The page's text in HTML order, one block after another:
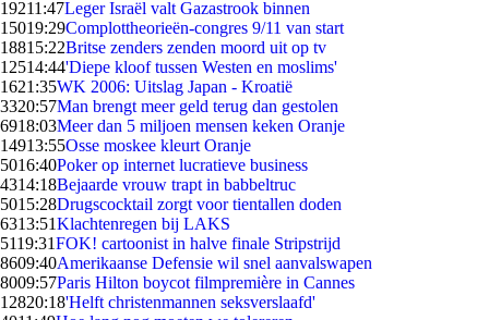
19211:47Leger Israël valt Gazastrook binnen
15019:29Complottheorieën-congres 9/11 van start
18815:22Britse zenders zenden moord uit op tv
12514:44'Diepe kloof tussen Westen en moslims'
1621:35WK 2006: Uitslag Japan - Kroatië
3320:57Man brengt meer geld terug dan gestolen
6918:03Meer dan 5 miljoen mensen keken Oranje
14913:55Osse moskee kleurt Oranje
5016:40Poker op internet lucratieve business
4314:18Bejaarde vrouw trapt in babbeltruc
5015:28Drugscocktail zorgt voor tientallen doden
6313:51Klachtenregen bij LAKS
5119:31FOK! cartoonist in halve finale Stripstrijd
8609:40Amerikaanse Defensie wil snel aanvalswapen
8009:57Paris Hilton boycot filmpremière in Cannes
12820:18'Helft christenmannen seksverslaafd'